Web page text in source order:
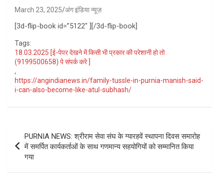
March 23, 2025 अंग इंडिया न्यूज़
[3d-flip-book id=”5122″ ][/3d-flip-book]
Tags:
18.03.2025 [ई-पेपर देखने में किसी भी प्रकार की परेशानी हो तो
(9199500658) पे संपर्क करे ]
,
https://angindianews.in/family-tussle-in-purnia-manish-said-
i-can-also-become-like-atul-subhash/
navigation
PURNIA NEWS: श्रीराम सेवा संघ के ग्यारहवें स्थापना दिवस समारोह
में समर्पित कार्यकर्ताओं के साथ गणमान्य सहयोगियों को सम्मानित किया
गया